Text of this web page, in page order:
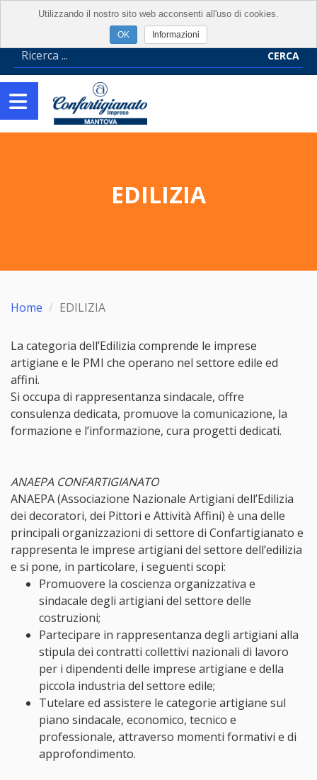
CERCA
EDILIZIA
Home EDILIZIA
La categoria dell’Edilizia comprende le imprese
artigiane e le PMI che operano nel settore edile ed
affini.
Si occupa di rappresentanza sindacale, offre
consulenza dedicata, promuove la comunicazione, la
formazione e l’informazione, cura progetti dedicati.
ANAEPA CONFARTIGIANATO
ANAEPA (Associazione Nazionale Artigiani dell’Edilizia
dei decoratori, dei Pittori e Attività Affini) è una delle
principali organizzazioni di settore di Confartigianato e
rappresenta le imprese artigiani del settore dell’edilizia
e si pone, in particolare, i seguenti scopi:
Promuovere la coscienza organizzativa e
sindacale degli artigiani del settore delle
costruzioni;
Partecipare in rappresentanza degli artigiani alla
stipula dei contratti collettivi nazionali di lavoro
per i dipendenti delle imprese artigiane e della
piccola industria del settore edile;
Tutelare ed assistere le categorie artigiane sul
piano sindacale, economico, tecnico e
professionale, attraverso momenti formativi e di
approfondimento.
Utilizzando il nostro sito web acconsenti all'uso di cookies.
Informazioni